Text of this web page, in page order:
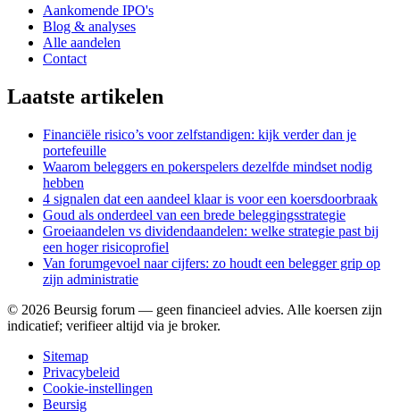
Aankomende IPO's
Blog & analyses
Alle aandelen
Contact
Laatste artikelen
Financiële risico’s voor zelfstandigen: kijk verder dan je
portefeuille
Waarom beleggers en pokerspelers dezelfde mindset nodig
hebben
4 signalen dat een aandeel klaar is voor een koersdoorbraak
Goud als onderdeel van een brede beleggingsstrategie
Groeiaandelen vs dividendaandelen: welke strategie past bij
een hoger risicoprofiel
Van forumgevoel naar cijfers: zo houdt een belegger grip op
zijn administratie
© 2026 Beursig forum — geen financieel advies. Alle koersen zijn
indicatief; verifieer altijd via je broker.
Sitemap
Privacybeleid
Cookie-instellingen
Beursig